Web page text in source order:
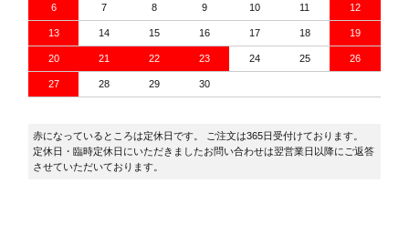
6 7 8 9 10 11 12
13 14 15 16 17 18 19
20 21 22 23 24 25 26
27 28 29 30
赤になっているところは定休日です。 ご注文は365日受付けております。
定休日・臨時定休日にいただきましたお問い合わせは翌営業日以降にご返答
させていただいております。